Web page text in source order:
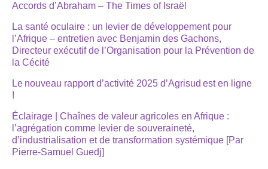
Accords d’Abraham – The Times of Israël
La santé oculaire : un levier de développement pour
l’Afrique – entretien avec Benjamin des Gachons,
Directeur exécutif de l’Organisation pour la Prévention de
la Cécité
Le nouveau rapport d’activité 2025 d’Agrisud est en ligne
!
Éclairage | Chaînes de valeur agricoles en Afrique :
l’agrégation comme levier de souveraineté,
d’industrialisation et de transformation systémique [Par
Pierre-Samuel Guedj]